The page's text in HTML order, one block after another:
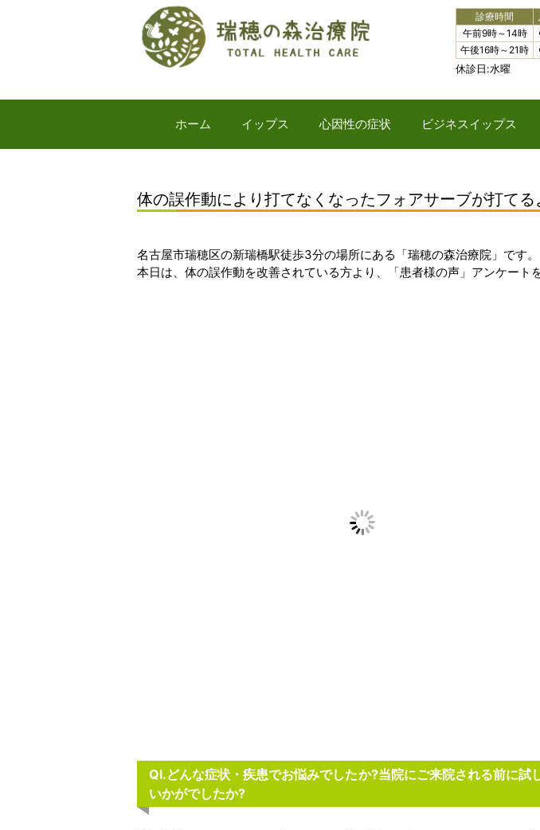
診療時間
午前9時～14時
午後16時～21時
休診日:水曜
ホーム イップス 心因性の症状 ビジネスイップス
体の誤作動により打てなくなったフォアサーブが打て
名古屋市瑞穂区の新瑞橋駅徒歩3分の場所にある「瑞穂の森治療院」です。
本日は、体の誤作動を改善されている方より、「患者様の声」アンケート
Ql.どんな症状・疾患でお悩みでしたか?当院にご来院される前に
いかがでしたか?